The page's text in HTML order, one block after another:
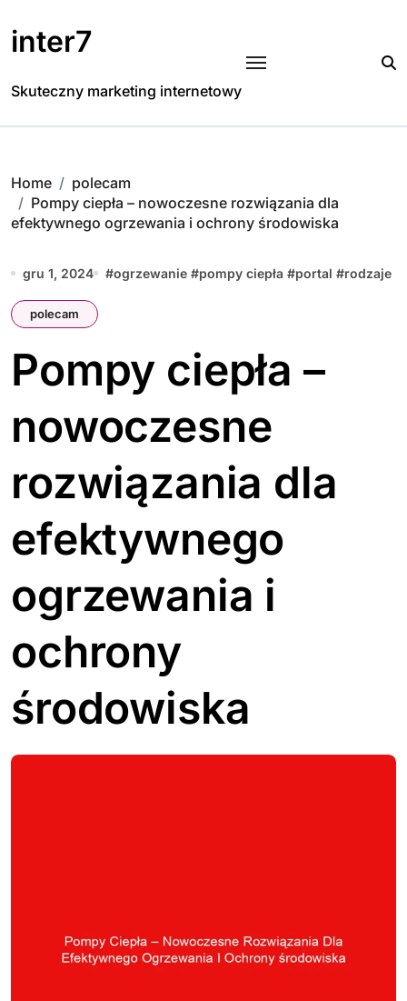
to
content
inter7
Skuteczny marketing internetowy
Home
polecam
Pompy ciepła – nowoczesne rozwiązania dla
efektywnego ogrzewania i ochrony środowiska
gru 1, 2024 #ogrzewanie #pompy ciepła #portal #rodzaje
polecam
Pompy ciepła –
nowoczesne
rozwiązania dla
efektywnego
ogrzewania i
ochrony
środowiska